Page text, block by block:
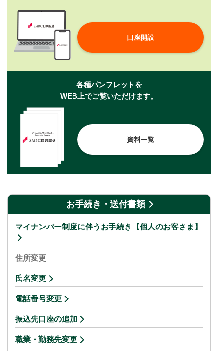
口座開設
各種パンフレットを
WEB上でご覧いただけます。
資料一覧
お手続き・送付書類
マイナンバー制度に伴うお手続き【個人のお客さま】
住所変更
氏名変更
電話番号変更
振込先口座の追加
職業・勤務先変更